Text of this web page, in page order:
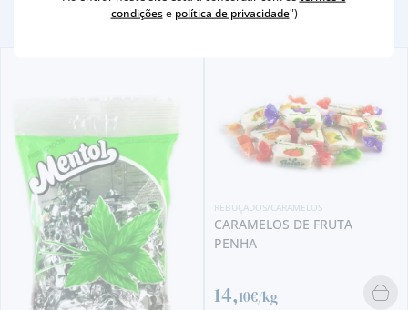
REBUÇADOS/CARAMELOS
CARAMELOS DE FRUTA
PENHA
14,10€/kg
condiçõese política de privacidade")